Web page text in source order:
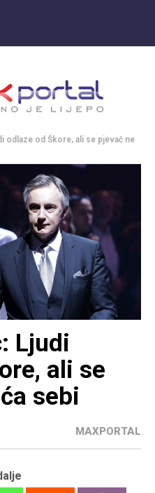
odlaze od Škore, ali se pjevač ne
Ljudi
ali se
sebi
MAXPORTAL